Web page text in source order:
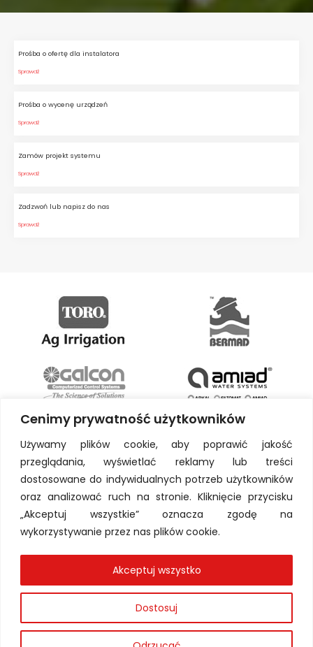
Cenimy prywatność użytkowników
Używamy plików cookie, aby poprawić jakość
przeglądania, wyświetlać reklamy lub treści
dostosowane do indywidualnych potrzeb użytkowników
oraz analizować ruch na stronie. Kliknięcie przycisku
„Akceptuj wszystkie” oznacza zgodę na
wykorzystywanie przez nas plików cookie.
Dostosuj
Akceptuj wszystko
Prośba o ofertę dla instalatora
Sprawdź
Prośba o wycenę urządzeń
Sprawdź
Zamów projekt systemu
Sprawdź
Zadzwoń lub napisz do nas
Sprawdź